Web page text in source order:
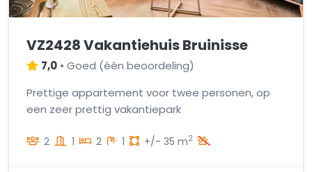
VZ2428 Vakantiehuis Bruinisse
7,0 • Goed (één beoordeling)
Prettige appartement voor twee personen, op
een zeer prettig vakantiepark
2 1 2 1 +/- 35 m2